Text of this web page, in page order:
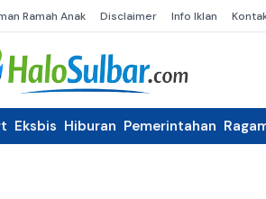
Ramah Anak Disclaimer Info Iklan
Eksbis Hiburan Pemerintahan